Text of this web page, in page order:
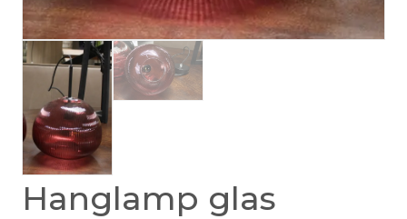
Hanglamp glas